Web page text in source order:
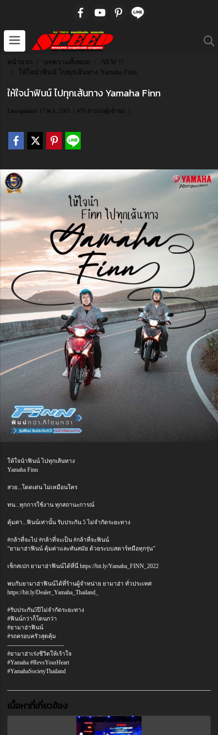
หน้าแรก บทความทั้งหมด
NEW !!
ให้ใจนำฟินน์ ไปทุกเส้นทาง Yamaha Finn
ให้ใจนำฟินน์ ไปทุกเส้นทาง Yamaha Finn
Last updated: 17 พ.ย. 2565 476 จำนวนผู้เข้าชม
ให้ใจนำฟินน์ ไปทุกเส้นทาง
Yamaha Finn
สวย...โดดเด่น ไม่เหมือนใคร
ทน...ทุกการใช้งาน ทุกสถานะการณ์
คุ้มค่า...ฟินน์เท่านั้น รับประกัน 5 ไม่จำกัดระยะทาง
#กล้าที่จะไป #กล้าที่จะเป็น #กล้าที่จะฟินน์
“ยามาฮ่าฟินน์ คุ้มค่าและทันสมัย ด้วยระบบสตาร์ทมือทุกรุ่น”
เช็กสเปก ยามาฮ่าฟินน์ได้ที่นี่ https://bit.ly/Yamaha_FINN_2022
พบกับยามาฮ่าฟินน์ได้ที่ร้านผู้จำหน่าย ยามาฮ่า ทั่วประเทศ
https://bit.ly/Dealer_Yamaha_Thailand_
#รับประกัน5ปีไม่จำกัดระยะทาง
#ฟินน์กว่าก็โดนกว่า
#ยามาฮ่าฟินน์
#รถครอบครัวสุดคุ้ม
-----------------------------
#ยามาฮ่าเร่งชีวิตให้เร้าใจ
#Yamaha #RevsYourHeart
#YamahaSocietyThailand
เนื้อหาที่เกี่ยวข้อง